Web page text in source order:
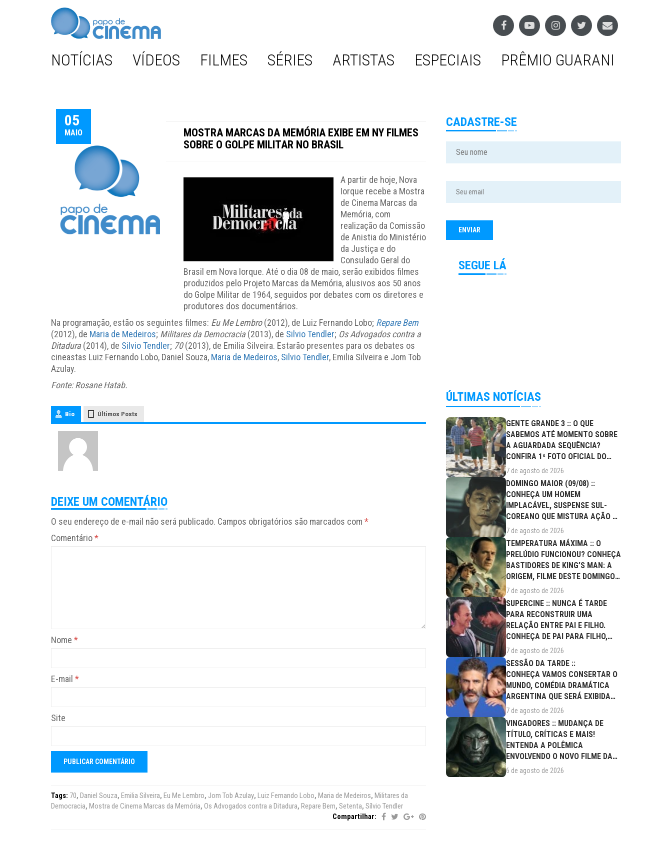
NOTÍCIAS VÍDEOS FILMES SÉRIES ARTISTAS ESPECIAIS PRÊMIO GUARANI
05
MAIO
MOSTRA MARCAS DA MEMÓRIA EXIBE EM NY FILMES
SOBRE O GOLPE MILITAR NO BRASIL
A partir de hoje, Nova
Iorque recebe a Mostra
de Cinema Marcas da
Memória, com
realização da Comissão
de Anistia do Ministério
da Justiça e do
Consulado Geral do
Brasil em Nova Iorque. Até o dia 08 de maio, serão exibidos filmes
produzidos pelo Projeto Marcas da Memória, alusivos aos 50 anos
do Golpe Militar de 1964, seguidos por debates com os diretores e
produtores dos documentários.
Na programação, estão os seguintes filmes: Eu Me Lembro(2012), de Luiz Fernando Lobo; Repare Bem
(2012), de Maria de Medeiros; Militares da Democracia(2013), de Silvio Tendler; Os Advogados contra a
Ditadura(2014), de Silvio Tendler; 70(2013), de Emilia Silveira. Estarão presentes para os debates os
cineastas Luiz Fernando Lobo, Daniel Souza, Maria de Medeiros, Silvio Tendler, Emilia Silveira e Jom Tob
Azulay.
Fonte: Rosane Hatab.
Bio Últimos Posts
DEIXE UM COMENTÁRIO
O seu endereço de e-mail não será publicado. Campos obrigatórios são marcados com *
Comentário*
Nome *
E-mail *
Site
Tags: 70, Daniel Souza, Emilia Silveira, Eu Me Lembro, Jom Tob Azulay, Luiz Fernando Lobo, Maria de Medeiros, Militares da
Democracia, Mostra de Cinema Marcas da Memória, Os Advogados contra a Ditadura, Repare Bem, Setenta, Sílvio Tendler
Compartilhar:
CADASTRE-SE
SEGUE LÁ
ÚLTIMAS NOTÍCIAS
GENTE GRANDE 3 :: O QUE
SABEMOS ATÉ MOMENTO SOBRE
A AGUARDADA SEQUÊNCIA?
CONFIRA 1ª FOTO OFICIAL DO
ELENCO!
7 de agosto de 2026
DOMINGO MAIOR (09/08) ::
CONHEÇA UM HOMEM
IMPLACÁVEL, SUSPENSE SUL-
COREANO QUE MISTURA AÇÃO E
DRAMA FAMILIAR
7 de agosto de 2026
TEMPERATURA MÁXIMA :: O
PRELÚDIO FUNCIONOU? CONHEÇA
BASTIDORES DE KING’S MAN: A
ORIGEM, FILME DESTE DOMINGO
(09/08)
7 de agosto de 2026
SUPERCINE :: NUNCA É TARDE
PARA RECONSTRUIR UMA
RELAÇÃO ENTRE PAI E FILHO.
CONHEÇA DE PAI PARA FILHO,
FILME DESTE...
7 de agosto de 2026
SESSÃO DA TARDE ::
CONHEÇA VAMOS CONSERTAR O
MUNDO, COMÉDIA DRAMÁTICA
ARGENTINA QUE SERÁ EXIBIDA
NESTA SEXTA (07/08)
7 de agosto de 2026
VINGADORES :: MUDANÇA DE
TÍTULO, CRÍTICAS E MAIS!
ENTENDA A POLÊMICA
ENVOLVENDO O NOVO FILME DA
MARVEL
6 de agosto de 2026